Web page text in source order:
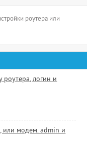
роутера или
роутера, логин и
или модем. admin и